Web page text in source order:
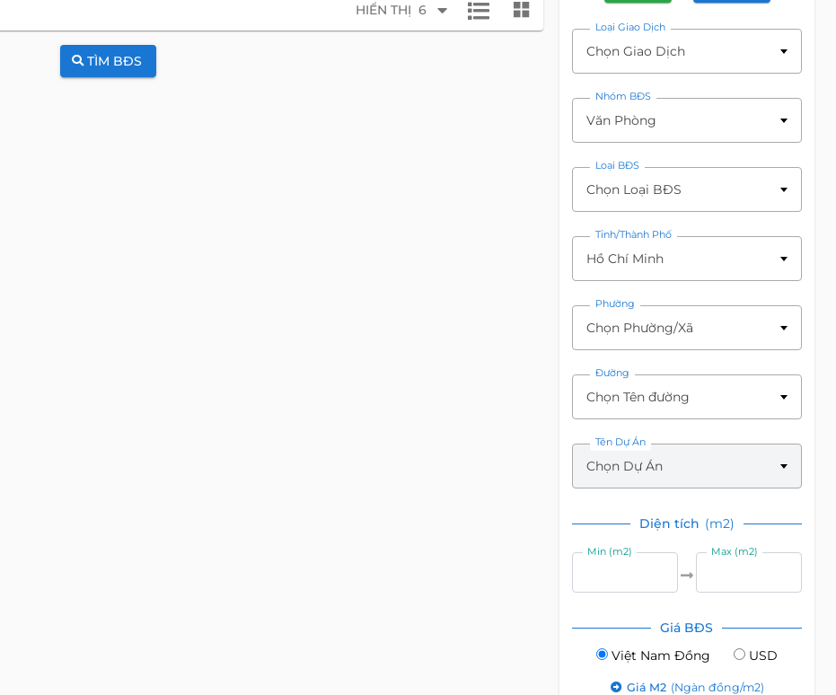
HIỂN THỊ 6
TÌM BĐS
Loại Giao Dịch
Chọn Giao Dịch
Nhóm BĐS
Văn Phòng
Loại BĐS
Chọn Loại BĐS
Tỉnh/Thành Phố
Hồ Chí Minh
Phường
Chọn Phường/Xã
Đường
Chọn Tên đường
Tên Dự Án
Chọn Dự Án
Diện tích (m2)
Min (m2) Max (m2)
Giá BĐS
Việt Nam Đồng
USD
Giá M2 (Ngàn đồng/m2)